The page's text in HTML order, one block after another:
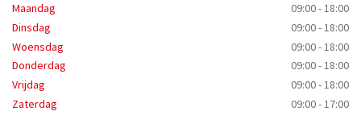
Maandag
09:00 - 18:00
Dinsdag
09:00 - 18:00
Woensdag
09:00 - 18:00
Donderdag
09:00 - 18:00
Vrijdag
09:00 - 18:00
Zaterdag
09:00 - 17:00